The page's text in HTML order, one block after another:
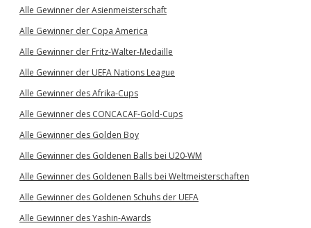
Alle Gewinner der Asienmeisterschaft
Alle Gewinner der Copa America
Alle Gewinner der Fritz-Walter-Medaille
Alle Gewinner der UEFA Nations League
Alle Gewinner des Afrika-Cups
Alle Gewinner des CONCACAF-Gold-Cups
Alle Gewinner des Golden Boy
Alle Gewinner des Goldenen Balls bei U20-WM
Alle Gewinner des Goldenen Balls bei Weltmeisterschaften
Alle Gewinner des Goldenen Schuhs der UEFA
Alle Gewinner des Yashin-Awards